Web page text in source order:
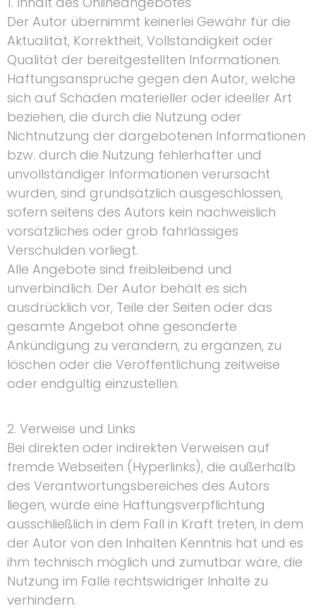
Der Autor übernimmt keinerlei Gewähr für die
Aktualität, Korrektheit, Vollständigkeit oder
Qualität der bereitgestellten Informationen.
Haftungsansprüche gegen den Autor, welche
sich auf Schäden materieller oder ideeller Art
beziehen, die durch die Nutzung oder
Nichtnutzung der dargebotenen Informationen
bzw. durch die Nutzung fehlerhafter und
unvollständiger Informationen verursacht
wurden, sind grundsätzlich ausgeschlossen,
sofern seitens des Autors kein nachweislich
vorsätzliches oder grob fahrlässiges
Verschulden vorliegt.
Alle Angebote sind freibleibend und
unverbindlich. Der Autor behält es sich
ausdrücklich vor, Teile der Seiten oder das
gesamte Angebot ohne gesonderte
Ankündigung zu verändern, zu ergänzen, zu
löschen oder die Veröffentlichung zeitweise
oder endgültig einzustellen.
2. Verweise und Links
Bei direkten oder indirekten Verweisen auf
fremde Webseiten (Hyperlinks), die außerhalb
des Verantwortungsbereiches des Autors
liegen, würde eine Haftungsverpflichtung
ausschließlich in dem Fall in Kraft treten, in dem
der Autor von den Inhalten Kenntnis hat und es
ihm technisch möglich und zumutbar wäre, die
Nutzung im Falle rechtswidriger Inhalte zu
verhindern.